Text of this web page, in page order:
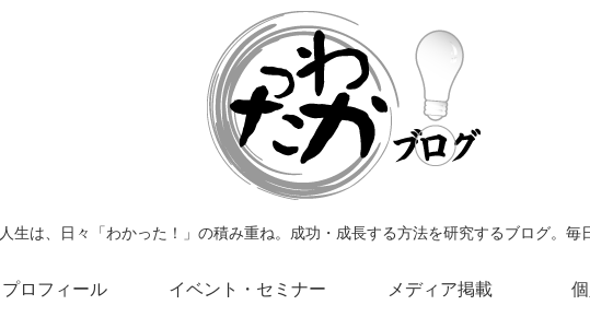
人生は、日々「わかった！」の積み重ね。成功・成長する方法を研究するブログ。毎
プロフィール イベント・セミナー メディア掲載